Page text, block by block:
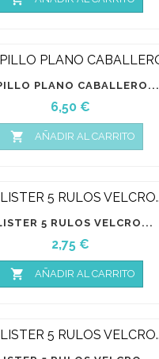
PLANO CABALLERO...
Precio
6,50 €
 AÑADIR AL CARRITO
5 RULOS VELCRO...
Precio
2,75 €
 AÑADIR AL CARRITO